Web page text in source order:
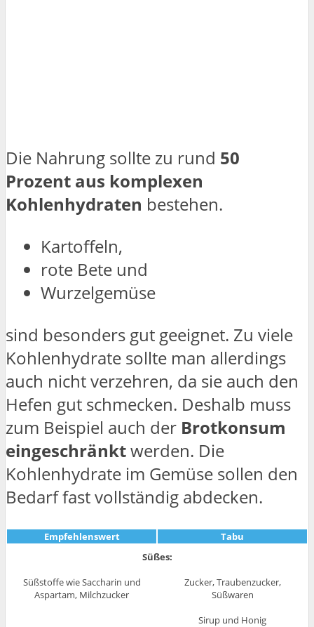
Die Nahrung sollte zu rund 50
Prozent aus komplexen
Kohlenhydraten bestehen.
Kartoffeln,
rote Bete und
Wurzelgemüse
sind besonders gut geeignet. Zu viele
Kohlenhydrate sollte man allerdings
auch nicht verzehren, da sie auch den
Hefen gut schmecken. Deshalb muss
zum Beispiel auch der Brotkonsum
eingeschränktwerden. Die
Kohlenhydrate im Gemüse sollen den
Bedarf fast vollständig abdecken.
Empfehlenswert
Tabu
Süßes:
Süßstoffe wie Saccharin und
Aspartam, Milchzucker
Zucker, Traubenzucker,
Süßwaren
Sirup und Honig